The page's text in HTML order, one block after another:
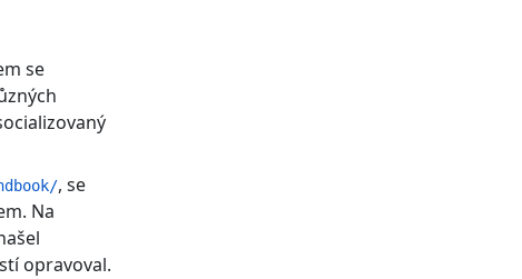
se
, se
Na
opravoval.